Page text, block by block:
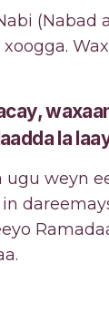
(Nabad
la
weyn